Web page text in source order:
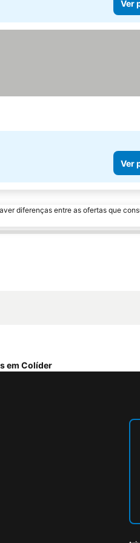
Ver
Ver
diferenças entre as ofertas que
em Colíder